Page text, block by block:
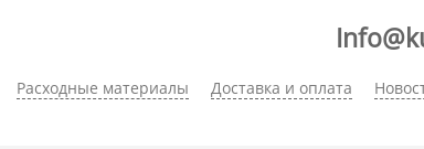
Расходные материалы Доставка и оплата